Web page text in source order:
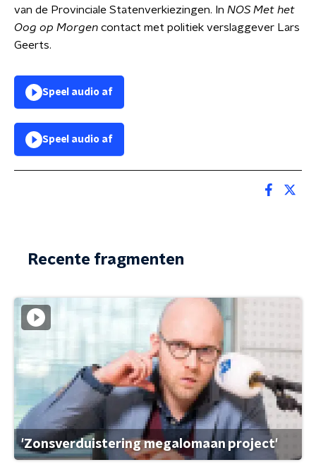
van de Provinciale Statenverkiezingen. In NOS Met het
Oog op Morgen contact met politiek verslaggever Lars
Geerts.
Speel audio af
Speel audio af
Recente fragmenten
'Zonsverduistering megalomaan project'